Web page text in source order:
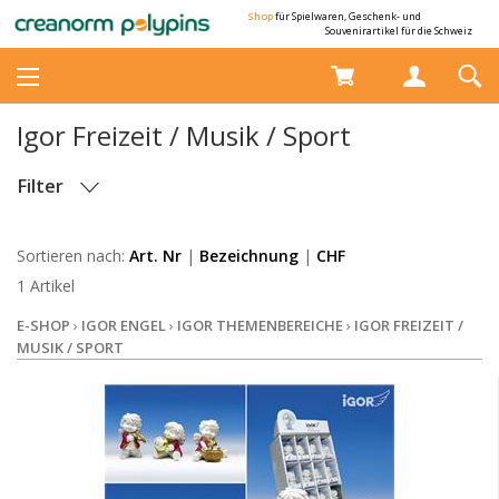
Shopfür Spielwaren, Geschenk- und
Souvenirartikel für die Schweiz
Igor Freizeit / Musik / Sport
Filter
Sortieren nach: Art. Nr | Bezeichnung | CHF
1 Artikel
E-SHOP › IGOR ENGEL› IGOR THEMENBEREICHE› IGOR FREIZEIT /
MUSIK / SPORT